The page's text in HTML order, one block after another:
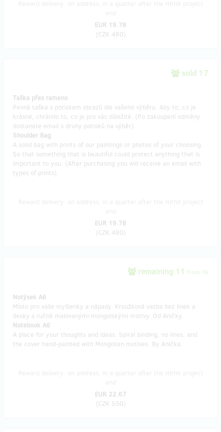
EUR 19.78
(CZK 480)
sold 17
Taška přes rameno
Pevná taška s potiskem obrazů dle vašeho výběru. Aby to, co je
krásné, chránilo to, co je pro vás důležité. (Po zakoupení odměny
dostanete email s druhy potisků na výběr)
Shoulder Bag
A solid bag with prints of our paintings or photos of your choosing.
So that something that is beautiful could protect anything that is
important to you. (After purchasing you will receive an email with
types of prints)
EUR 19.78
(CZK 480)
remaining 11 from 16
Notýsek A6
Místo pro vaše myšlenky a nápady. Kroužková vazba bez linek a
desky s ručně malovanými mongolskými motivy. Od Aničky.
Notebook A6
A place for your thoughts and ideas. Spiral binding, no lines, and
the cover hand-painted with Mongolian motives. By Anička.
EUR 22.67
(CZK 550)